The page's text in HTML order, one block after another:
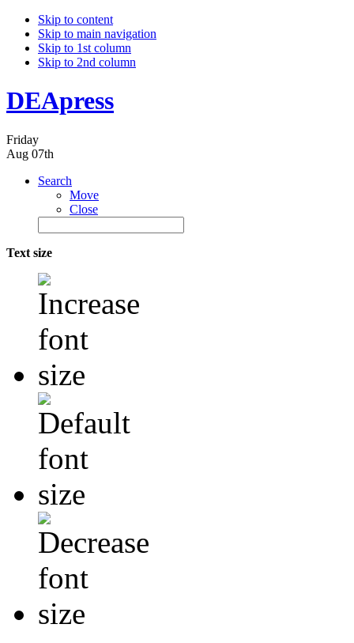
Skip to content
Skip to main navigation
Skip to 1st column
Skip to 2nd column
DEApress
Friday
Aug 07th
Search
Move
Close
Text size